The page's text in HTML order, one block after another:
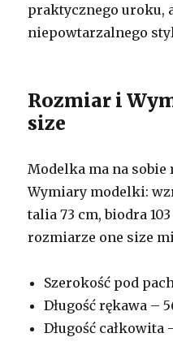
praktycznego uroku,
niepowtarzalnego
Rozmiar i
size
Modelka ma na
Wymiary modelki:
talia 73 cm, biodra
rozmiarze one size
Szerokość pod
Długość rękawa –
Długość całkowita